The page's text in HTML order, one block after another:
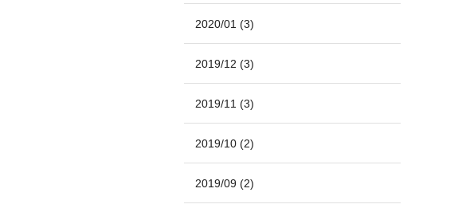
2020/01 (3)
2019/12 (3)
2019/11 (3)
2019/10 (2)
2019/09 (2)